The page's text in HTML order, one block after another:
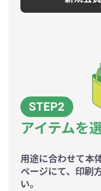
アイテムを
用途に合わせて本
ページにて、印刷
い。